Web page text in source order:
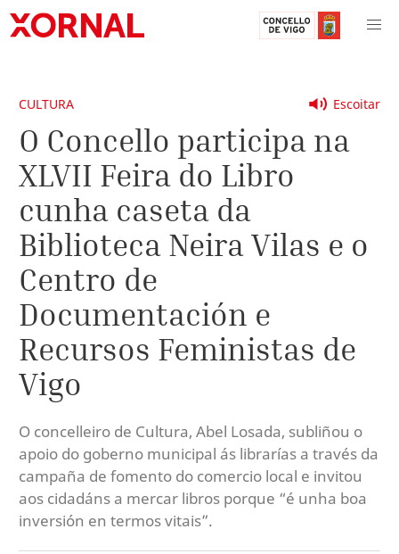
Escoitar
CULTURA
O Concello participa na
XLVII Feira do Libro
cunha caseta da
Biblioteca Neira Vilas e o
Centro de
Documentación e
Recursos Feministas de
Vigo
O concelleiro de Cultura, Abel Losada, subliñou o
apoio do goberno municipal ás librarías a través da
campaña de fomento do comercio local e invitou
aos cidadáns a mercar libros porque “é unha boa
inversión en termos vitais”.